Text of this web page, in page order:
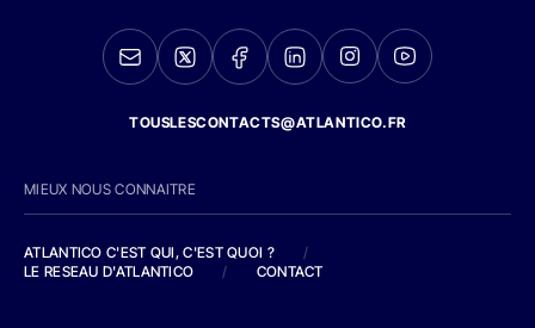
TOUSLESCONTACTS@ATLANTICO.FR
MIEUX NOUS CONNAITRE
ATLANTICO C'EST QUI, C'EST QUOI ?
/
LE RESEAU D'ATLANTICO
/ CONTACT